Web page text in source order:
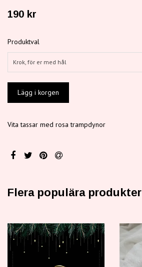
190 kr
Produktval
Krok, för er med hål
Vita tassar med rosa trampdynor
Flera populära produkter